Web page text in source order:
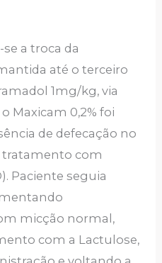
a troca da
até o terceiro
1mg/kg, via
Maxicam 0,2% foi
de defecação no
com
Paciente seguia
micção normal,
com a Lactulose,